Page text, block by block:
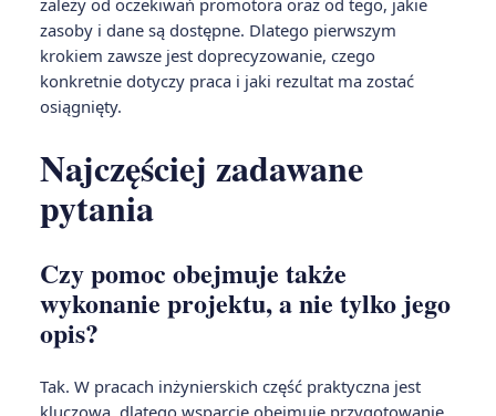
zasoby i dane są dostępne. Dlatego pierwszym
krokiem zawsze jest doprecyzowanie, czego
konkretnie dotyczy praca i jaki rezultat ma zostać
osiągnięty.
Najczęściej zadawane
pytania
Czy pomoc obejmuje także
wykonanie projektu, a nie tylko jego
opis?
Tak. W pracach inżynierskich część praktyczna jest
kluczowa, dlatego wsparcie obejmuje przygotowanie